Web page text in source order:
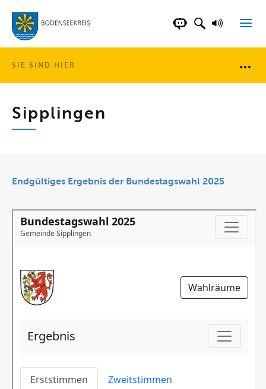
LANDKREISCHATBOT DER
SUCHFELD
SIE SIND HIER
Sipplingen
Endgültiges Ergebnis der Bundestagswahl 2025